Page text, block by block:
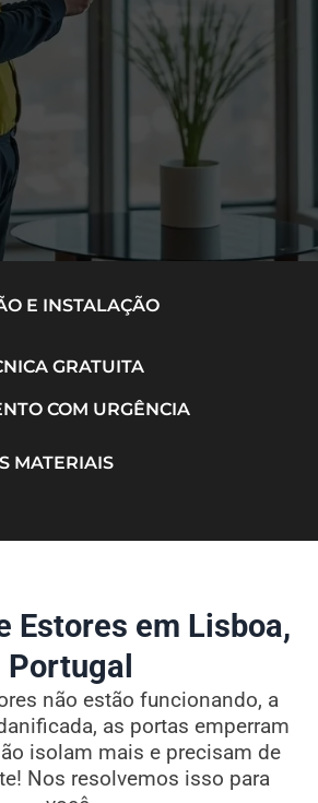
E INSTALAÇÃO
GRATUITA
COM URGÊNCIA
MATERIAIS
Estores em Lisboa,
Portugal
não estão funcionando, a
as portas emperram
isolam mais e precisam de
Nos resolvemos isso para